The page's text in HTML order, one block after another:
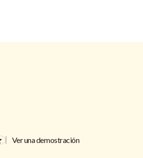
Ver una demostración